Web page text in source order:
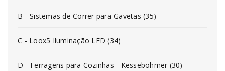
B - Sistemas de Correr para Gavetas (35)
C - Loox5 Iluminação LED (34)
D - Ferragens para Cozinhas - Kesseböhmer (30)